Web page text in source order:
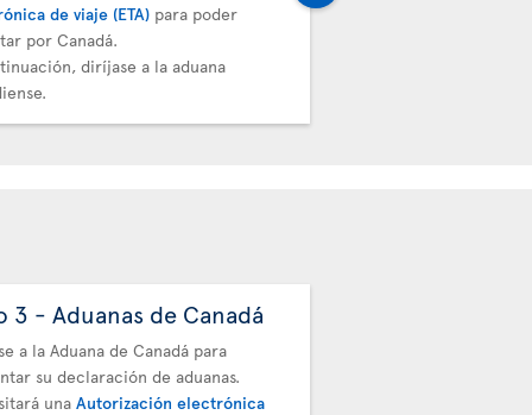
de viaje (ETA) para poder
por Canadá.
diríjase a la aduana
3 - Aduanas de Canadá
a la Aduana de Canadá para
su declaración de aduanas.
unaAutorización electrónica